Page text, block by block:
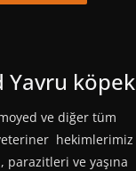
Yavru köpek
ve diğer tüm
hekimlerimiz
ve yaşına